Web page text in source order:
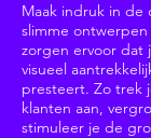
Maak indruk in
slimme
zorgen ervoor dat
visueel
presteert. Zo trek
klanten aan,
stimuleer je de